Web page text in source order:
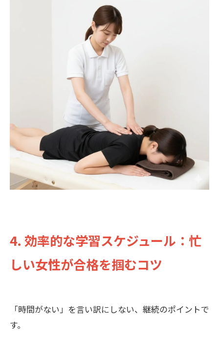
4. 効率的な学習スケジュール：忙
しい女性が合格を掴むコツ
「時間がない」を言い訳にしない、継続のポイントで
す。